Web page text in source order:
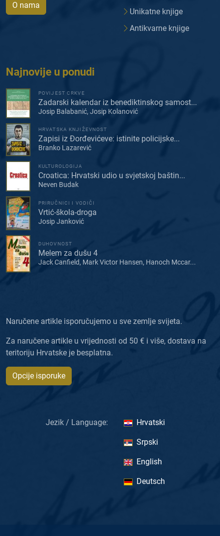
O nama
Unikatne knjige
Antikvarne knjige
Najnovije u ponudi
POVIJEST CRKVE
Zadarski kalendar iz benediktinskog samost...
Josip Balabanić, Josip Kolanović
HRVATSKA KNJIŽEVNOST
Zapisi iz Đorđevićeve: istinite policijske...
Branko Lazarević
KULTUROLOGIJA
Croatica: Hrvatski udio u svjetskoj baštin...
Neven Budak
PRIRUČNICI I VODIČI
Vrtić-škola-droga
Josip Janković
DUHOVNOST
Melem za dušu 4
Jack Canfield, Mark Victor Hansen, Hanoch Mccar...
Naručene artikle isporučujemo u sve zemlje svijeta.
Za naručene artikle u vrijednosti od 50 € i više, dostava na
teritoriju Hrvatske je besplatna.
Opcije isporuke
Jezik / Language: Hrvatski
Srpski
English
Deutsch